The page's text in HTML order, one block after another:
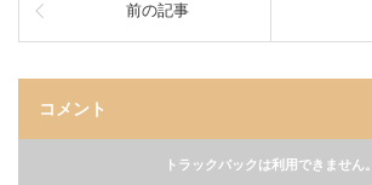
前の記事
コメント
トラックバックは利用できません。